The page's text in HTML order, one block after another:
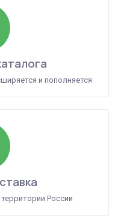
и пополняется
России